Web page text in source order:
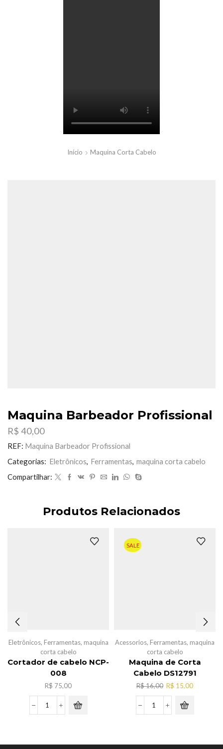
Início Maquina Corta Cabelo
Maquina Barbeador Profissional
R$ 40,00
REF: Maquina Barbeador Profissional
Categorias: Eletrônicos, Ferramentas, maquina corta cabelo
Compartilhar:
Produtos Relacionados
Eletrônicos, Ferramentas, maquina
corta cabelo
Cortador de cabelo NCP-
008
R$ 75,00
Cortador
008
SALE
Acessorios, Ferramentas, maquina
corta cabelo
Maquina de Corta
Cabelo DS12791
R$16,00 O
preço
original
era:
R$ 15,00O
Maquina
DS12791